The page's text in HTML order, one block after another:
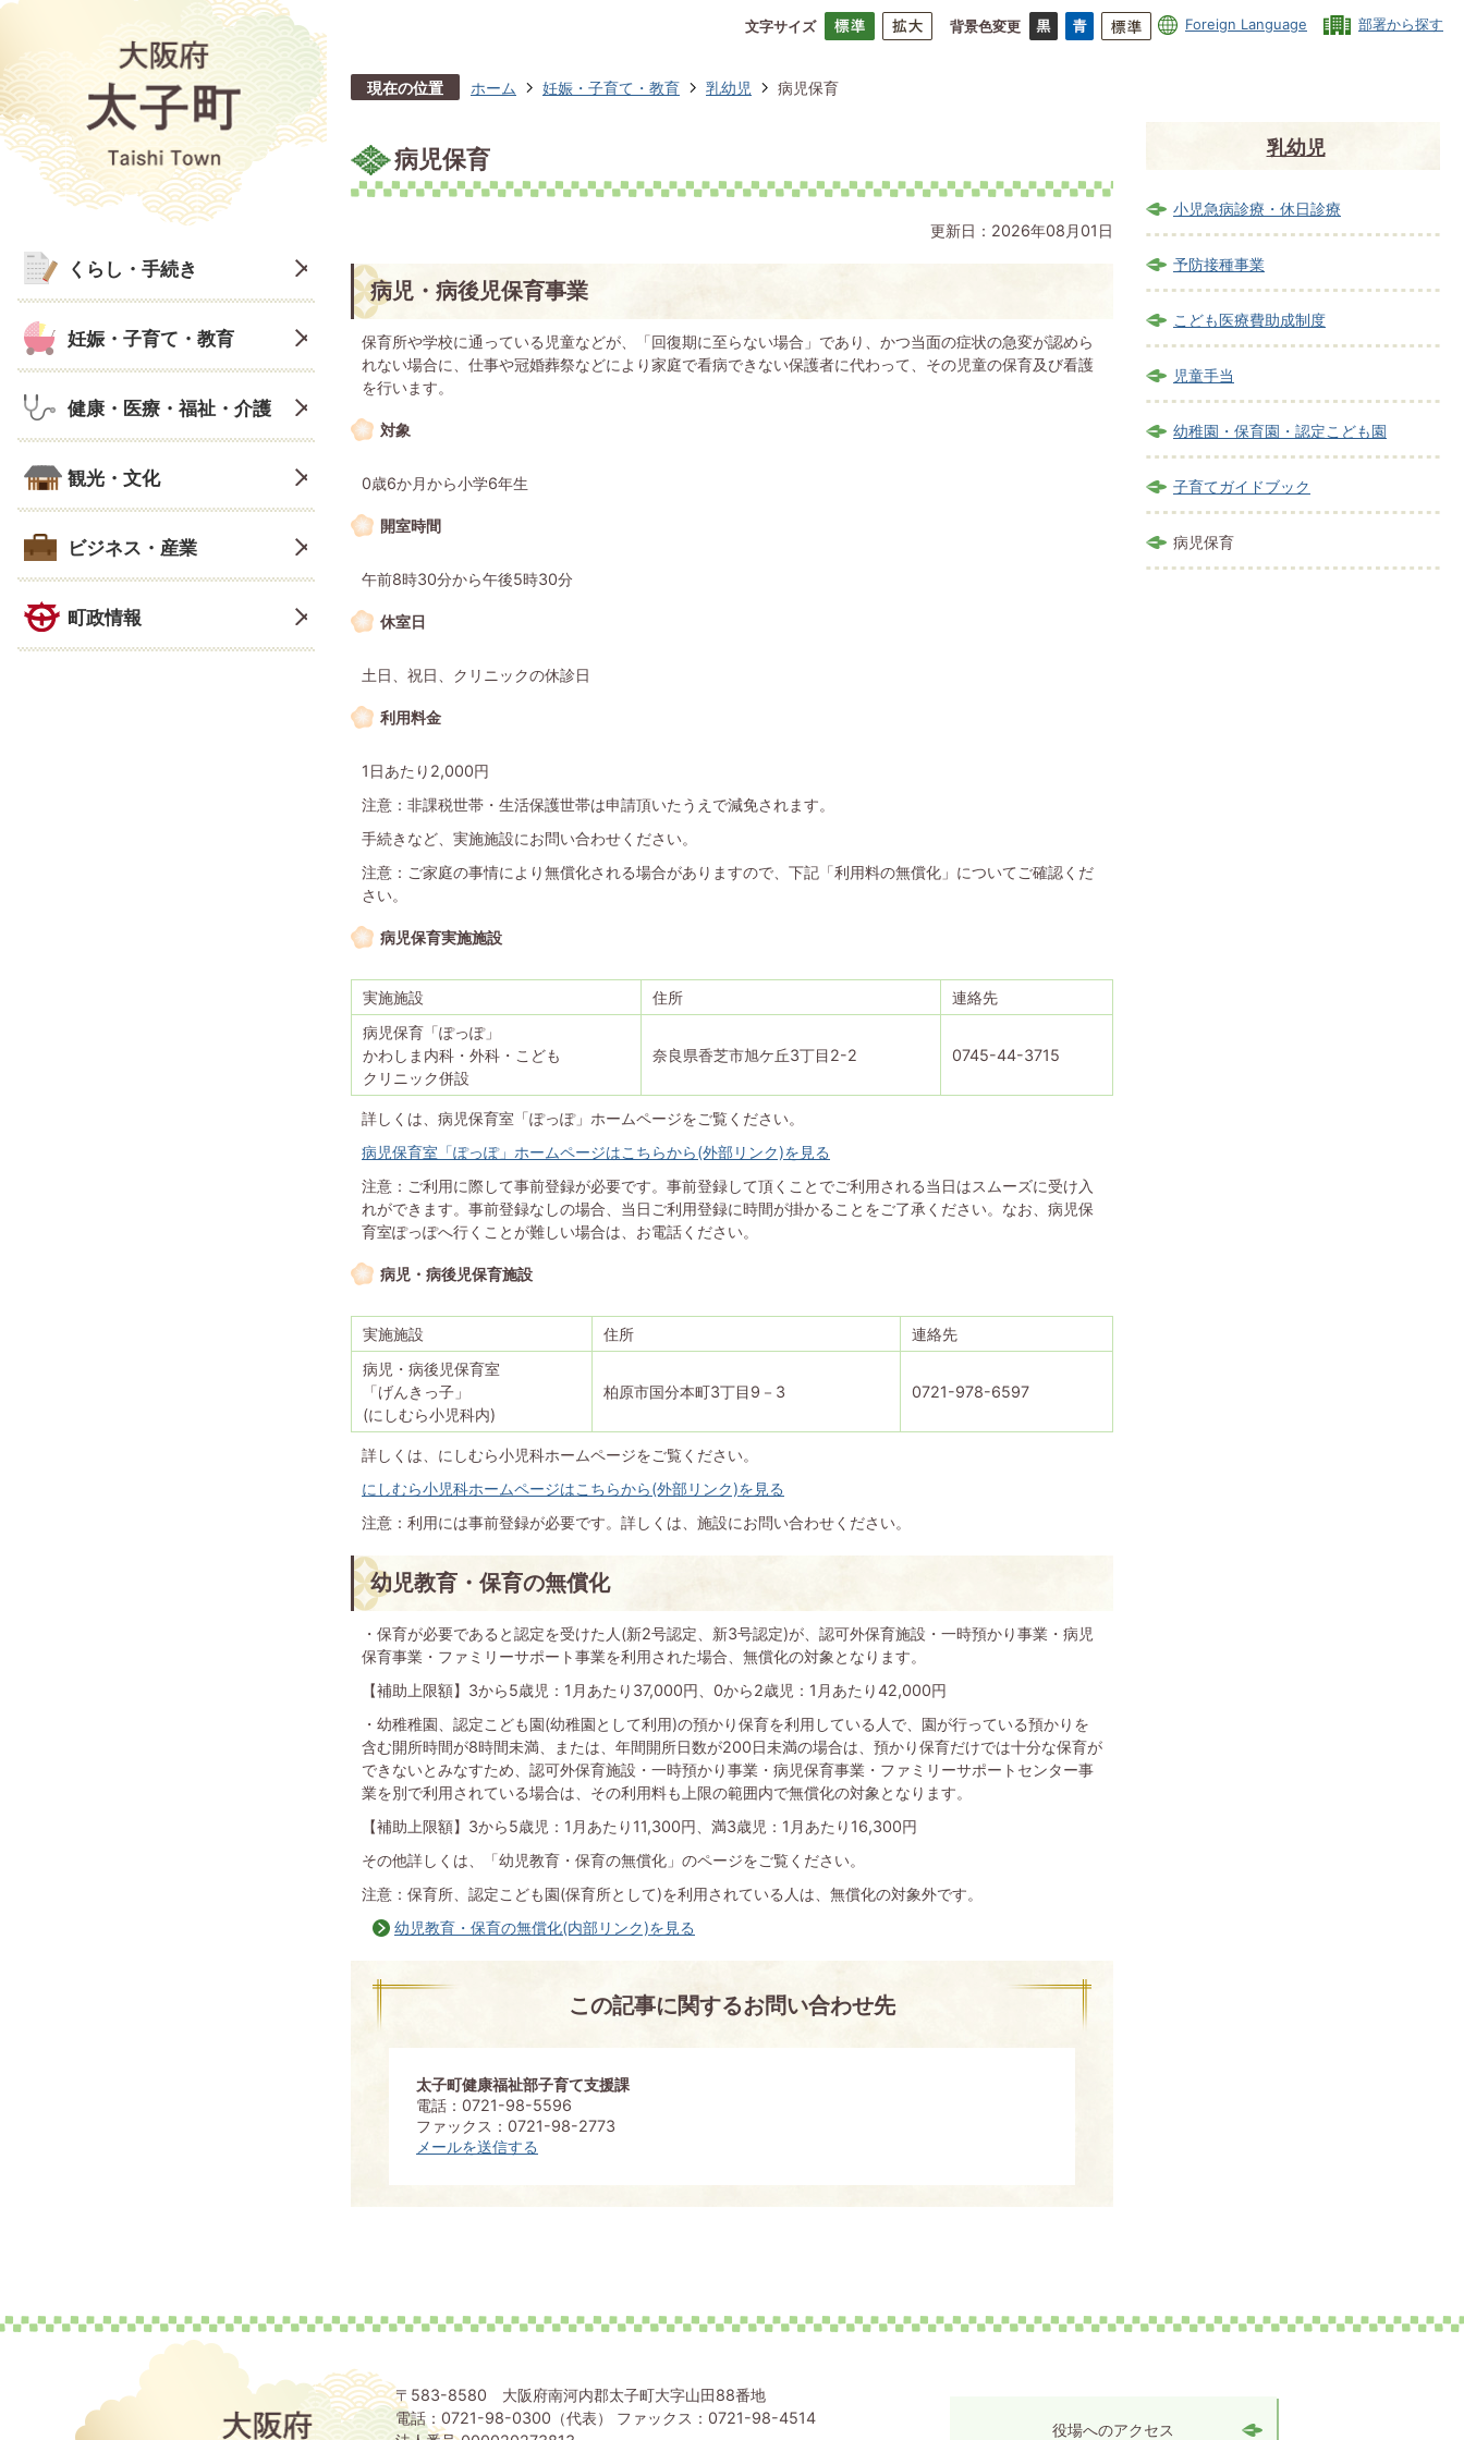
文字サイズ 背景色変更 Foreign Language 部署から探す
くらし・手続き
妊娠・子育て・教育
健康・医療・福祉・介護
観光・文化
ビジネス・産業
町政情報
現在の位置 ホーム 妊娠・子育て・教育 乳幼児 病児保育
病児保育
更新日：2026年08月01日
病児・病後児保育事業
保育所や学校に通っている児童などが、「回復期に至らない場合」であり、かつ当面の症状の急変が認めら
れない場合に、仕事や冠婚葬祭などにより家庭で看病できない保護者に代わって、その児童の保育及び看護
を行います。
対象
0歳6か月から小学6年生
開室時間
午前8時30分から午後5時30分
休室日
土日、祝日、クリニックの休診日
利用料金
1日あたり2,000円
注意：非課税世帯・生活保護世帯は申請頂いたうえで減免されます。
手続きなど、実施施設にお問い合わせください。
注意：ご家庭の事情により無償化される場合がありますので、下記「利用料の無償化」についてご確認くだ
さい。
病児保育実施施設
実施施設 住所
連絡先
病児保育「ぽっぽ」
かわしま内科・外科・こども
クリニック併設
奈良県香芝市旭ケ丘3丁目2-2 0745-44-3715
詳しくは、病児保育室「ぽっぽ」ホームページをご覧ください。
病児保育室「ぽっぽ」ホームページはこちらから(外部リンク)を見る
注意：ご利用に際して事前登録が必要です。事前登録して頂くことでご利用される当日はスムーズに受け入
れができます。事前登録なしの場合、当日ご利用登録に時間が掛かることをご了承ください。なお、病児保
育室ぽっぽへ行くことが難しい場合は、お電話ください。
病児・病後児保育施設
実施施設 住所
連絡先
病児・病後児保育室
「げんきっ子」
(にしむら小児科内)
柏原市国分本町3丁目9－3 0721-978-6597
詳しくは、にしむら小児科ホームページをご覧ください。
にしむら小児科ホームページはこちらから(外部リンク)を見る
注意：利用には事前登録が必要です。詳しくは、施設にお問い合わせください。
幼児教育・保育の無償化
・保育が必要であると認定を受けた人(新2号認定、新3号認定)が、認可外保育施設・一時預かり事業・病児
保育事業・ファミリーサポート事業を利用された場合、無償化の対象となります。
【補助上限額】3から5歳児：1月あたり37,000円、0から2歳児：1月あたり42,000円
・幼稚稚園、認定こども園(幼稚園として利用)の預かり保育を利用している人で、園が行っている預かりを
含む開所時間が8時間未満、または、年間開所日数が200日未満の場合は、預かり保育だけでは十分な保育が
できないとみなすため、認可外保育施設・一時預かり事業・病児保育事業・ファミリーサポートセンター事
業を別で利用されている場合は、その利用料も上限の範囲内で無償化の対象となります。
【補助上限額】3から5歳児：1月あたり11,300円、満3歳児：1月あたり16,300円
その他詳しくは、「幼児教育・保育の無償化」のページをご覧ください。
注意：保育所、認定こども園(保育所として)を利用されている人は、無償化の対象外です。
幼児教育・保育の無償化(内部リンク)を見る
この記事に関するお問い合わせ先
太子町健康福祉部子育て支援課
電話：0721-98-5596
ファックス：0721-98-2773
メールを送信する
乳幼児
小児急病診療・休日診療
予防接種事業
こども医療費助成制度
児童手当
幼稚園・保育園・認定こども園
子育てガイドブック
病児保育
〒583-8580 大阪府南河内郡太子町大字山田88番地
電話：0721-98-0300（代表） ファックス：0721-98-4514
役場へのアクセス